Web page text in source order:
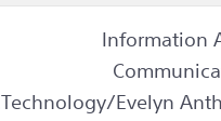
Information
Technology/Evelyn